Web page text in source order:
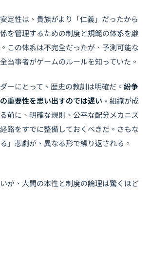
定性は、貴族がより「仁義」だったから
を管理するための制度と規範の体系を継
この体系は不完全だったが、予測可能な
当事者がゲームのルールを知っていた。
ーにとって、歴史の教訓は明確だ。 紛争
重要性を思い出すのでは遅い 。組織が成
前に、明確な規則、公平な配分メカニズ
路をすでに整備しておくべきだ。さもな
」悲劇が、異なる形で繰り返される。
が、人間の本性と制度の論理は驚くほど